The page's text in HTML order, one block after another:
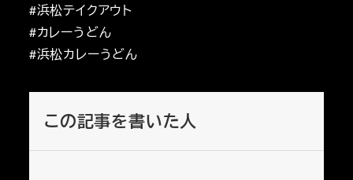
#浜松テイクアウト
#カレーうどん
#浜松カレーうどん
この記事を書いた人